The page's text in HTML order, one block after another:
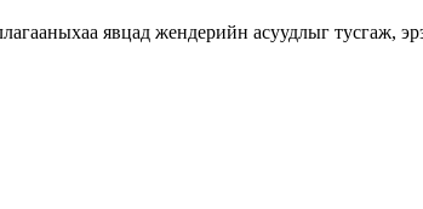
явцад жендерийн асуудлыг тусгаж,